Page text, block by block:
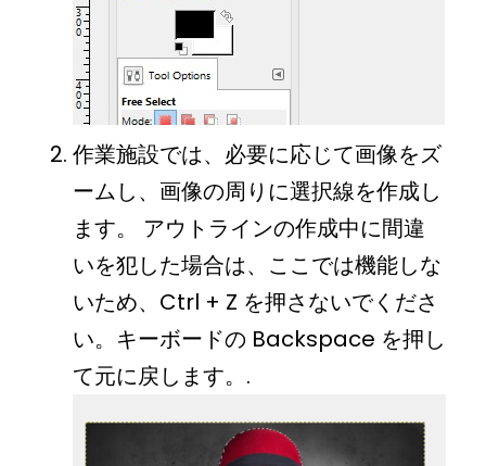
作業施設では、必要に応じて画像をズ
ームし、画像の周りに選択線を作成し
ます。 アウトラインの作成中に間違
いを犯した場合は、ここでは機能しな
いため、Ctrl + Z を押さないでくださ
い。キーボードの Backspace を押し
て元に戻します。.